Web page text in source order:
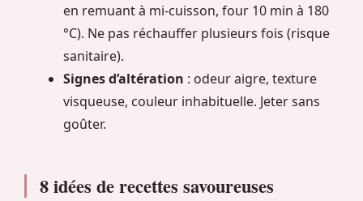
en remuant à mi-cuisson, four 10 min à 180
°C). Ne pas réchauffer plusieurs fois (risque
sanitaire).
Signes d’altération : odeur aigre, texture
visqueuse, couleur inhabituelle. Jeter sans
goûter.
8 idées de recettes savoureuses